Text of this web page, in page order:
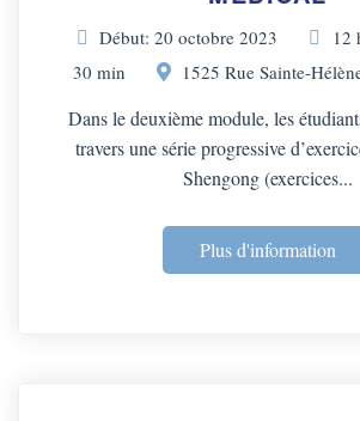
Début: 20 octobre 2023
12
30 min
1525 Rue Sainte-
Dans le deuxième module, les
travers une série progressive
Shengong (exercices...
Plus d'information